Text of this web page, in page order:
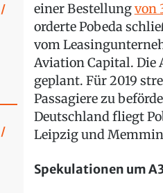
einer Bestellungvon
orderte Pobeda
vom
Aviation Capital. Die
geplant. Für 2019
Passagiere zu
Deutschland fliegt
Leipzig und
Spekulationen um